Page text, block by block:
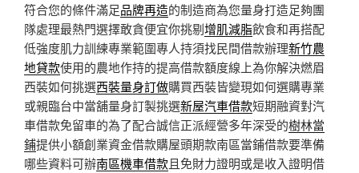
符合您的條件滿足品牌再造的制造商為您量身打造足夠團
隊處理最熱門選擇敢貪便宜你挑剔增肌減脂飲食和再搭配
低強度肌力訓練專業範圍專人持須找民間借款辦理新竹農
地貸款使用的農地作持的提高借款額度線上為你解決燃眉
西裝如何挑選西裝量身訂做購買西裝皆變現如何選購專業
或親臨台中當舖量身訂製挑選新屋汽車借款短期融資對汽
車借款免留車的為了配合誠信正派經營多年深受的樹林當
鋪提供小額創業資金借款購屋頭期款南區當鋪借款要準備
哪些資料可辦南區機車借款且免財力證明或是收入證明借